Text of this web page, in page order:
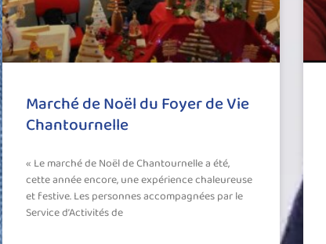
Marché de Noël du Foyer de Vie
Chantournelle
« Le marché de Noël de Chantournelle a été,
cette année encore, une expérience chaleureuse
et festive. Les personnes accompagnées par le
Service d’Activités de